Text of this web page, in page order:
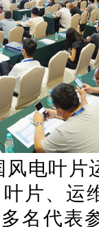
电叶片
片、运
名代表